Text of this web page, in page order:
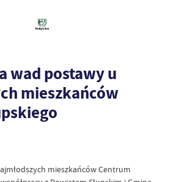
wad postawy u
mieszkańców
mieszkańców Centrum